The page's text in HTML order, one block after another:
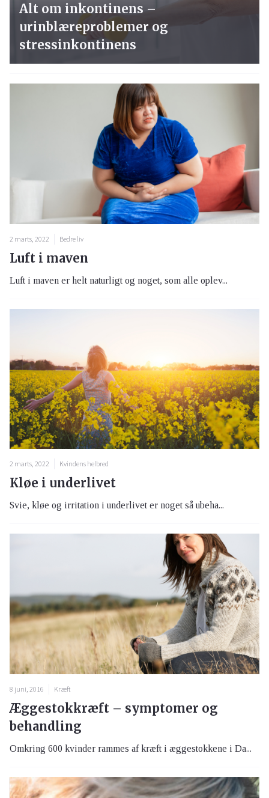
Alt om inkontinens –
urinblæreproblemer og
stressinkontinens
2 marts, 2022 Bedre liv
Luft i maven
Luft i maven er helt naturligt og noget, som alle oplev...
2 marts, 2022 Kvindens helbred
Kløe i underlivet
Svie, kløe og irritation i underlivet er noget så ubeha...
8 juni, 2016 Kræft
Æggestokkræft – symptomer og
behandling
Omkring 600 kvinder rammes af kræft i æggestokkene i Da...